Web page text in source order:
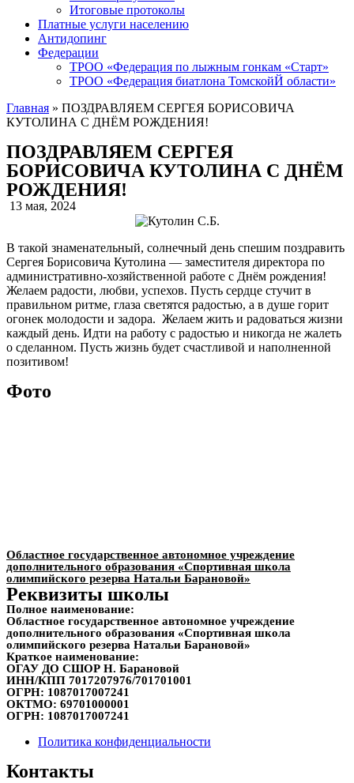
Итоговые протоколы
Платные услуги населению
Антидопинг
Федерации
ТРОО «Федерация по лыжным гонкам «Старт»
ТРОО «Федерация биатлона ТомскойЙ области»
Главная » ПОЗДРАВЛЯЕМ СЕРГЕЯ БОРИСОВИЧА
КУТОЛИНА С ДНЁМ РОЖДЕНИЯ!
ПОЗДРАВЛЯЕМ СЕРГЕЯ
БОРИСОВИЧА КУТОЛИНА С ДНЁМ
РОЖДЕНИЯ!
13 мая, 2024
В такой знаменательный, солнечный день спешим поздравить
Сергея Борисовича Кутолина — заместителя директора по
административно-хозяйственной работе с Днём рождения!
Желаем радости, любви, успехов. Пусть сердце стучит в
правильном ритме, глаза светятся радостью, а в душе горит
огонек молодости и задора. Желаем жить и радоваться жизни
каждый день. Идти на работу с радостью и никогда не жалеть
о сделанном. Пусть жизнь будет счастливой и наполненной
позитивом!
Фото
Областное государственное автономное учреждение
дополнительного образования «Спортивная школа
олимпийского резерва Натальи Барановой»
Реквизиты школы
Полное наименование:
Областное государственное автономное учреждение
дополнительного образования «Спортивная школа
олимпийского резерва Натальи Барановой»
Краткое наименование:
ОГАУ ДО СШОР Н. Барановой
ИНН/КПП 7017207976/701701001
ОГРН: 1087017007241
ОКТМО: 69701000001
ОГРН: 1087017007241
Политика конфиденциальности
Контакты